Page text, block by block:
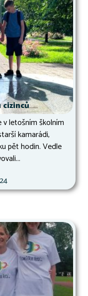
cizinců
v letošním školním
kamarádi,
pět hodin. Vedle